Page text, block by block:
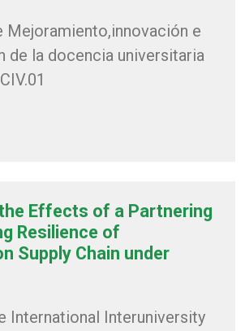
Mejoramiento,innovación e
de la docencia universitaria
Effects of a Partnering
Resilience of
Supply Chain under
International Interuniversity